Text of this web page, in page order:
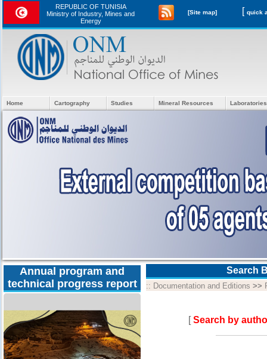
REPUBLIC OF TUNISIA
Ministry of Industry, Mines and
Energy
[Site map] [
Home Cartography Studies Mineral Resources
Annual program and
technical progress report
Search
:: Documentation and Editions >>
[Search by